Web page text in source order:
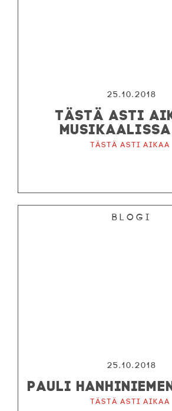
25.10.2018
TÄSTÄ ASTI
Tästä asti aikaa
Blogi
25.10.2018
PAULI
Tästä asti aikaa